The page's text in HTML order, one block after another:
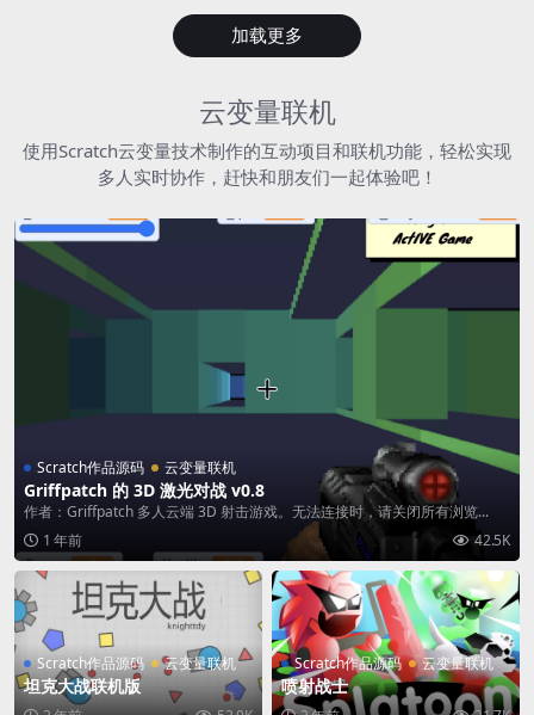
加载更多
云变量联机
使用Scratch云变量技术制作的互动项目和联机功能，轻松实现
多人实时协作，赶快和朋友们一起体验吧！
Scratch作品源码 云变量联机
Griffpatch 的 3D 激光对战 v0.8
作者：Griffpatch 多人云端 3D 射击游戏。无法连接时，请关闭所有浏览...
1 年前
42.5K
Scratch作品源码 云变量联机
坦克大战联机版
Scratch作品源码 云变量联机
喷射战士